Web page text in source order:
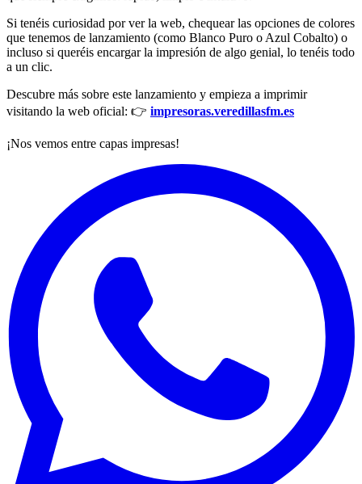
Si tenéis curiosidad por ver la web, chequear las opciones de colores
que tenemos de lanzamiento (como Blanco Puro o Azul Cobalto) o
incluso si queréis encargar la impresión de algo genial, lo tenéis todo
a un clic.
Descubre más sobre este lanzamiento y empieza a imprimir
visitando la web oficial: 👉 impresoras.veredillasfm.es
¡Nos vemos entre capas impresas!